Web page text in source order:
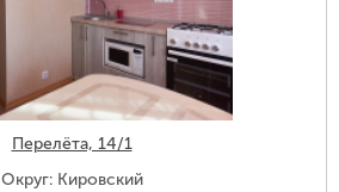
Перелёта, 14/1
Округ: Кировский